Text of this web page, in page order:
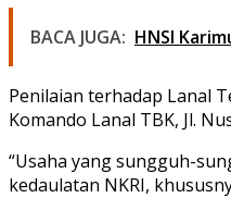
BACA JUGA: HNSI
Penilaian terhadap Lanal
Komando Lanal TBK, Jl.
“Usaha yang sungguh-
kedaulatan NKRI,